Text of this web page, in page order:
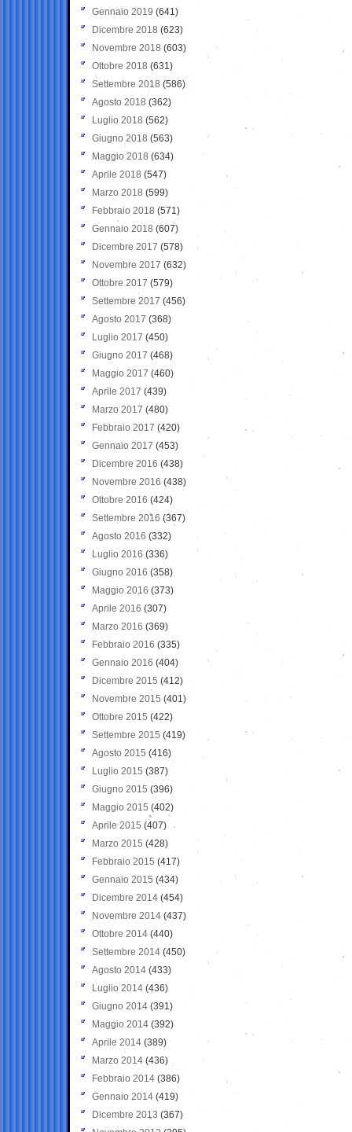
Gennaio 2019 (641)
Dicembre 2018 (623)
Novembre 2018 (603)
Ottobre 2018 (631)
Settembre 2018 (586)
Agosto 2018 (362)
Luglio 2018 (562)
Giugno 2018 (563)
Maggio 2018 (634)
Aprile 2018 (547)
Marzo 2018 (599)
Febbraio 2018 (571)
Gennaio 2018 (607)
Dicembre 2017 (578)
Novembre 2017 (632)
Ottobre 2017 (579)
Settembre 2017 (456)
Agosto 2017 (368)
Luglio 2017 (450)
Giugno 2017 (468)
Maggio 2017 (460)
Aprile 2017 (439)
Marzo 2017 (480)
Febbraio 2017 (420)
Gennaio 2017 (453)
Dicembre 2016 (438)
Novembre 2016 (438)
Ottobre 2016 (424)
Settembre 2016 (367)
Agosto 2016 (332)
Luglio 2016 (336)
Giugno 2016 (358)
Maggio 2016 (373)
Aprile 2016 (307)
Marzo 2016 (369)
Febbraio 2016 (335)
Gennaio 2016 (404)
Dicembre 2015 (412)
Novembre 2015 (401)
Ottobre 2015 (422)
Settembre 2015 (419)
Agosto 2015 (416)
Luglio 2015 (387)
Giugno 2015 (396)
Maggio 2015 (402)
Aprile 2015 (407)
Marzo 2015 (428)
Febbraio 2015 (417)
Gennaio 2015 (434)
Dicembre 2014 (454)
Novembre 2014 (437)
Ottobre 2014 (440)
Settembre 2014 (450)
Agosto 2014 (433)
Luglio 2014 (436)
Giugno 2014 (391)
Maggio 2014 (392)
Aprile 2014 (389)
Marzo 2014 (436)
Febbraio 2014 (386)
Gennaio 2014 (419)
Dicembre 2013 (367)